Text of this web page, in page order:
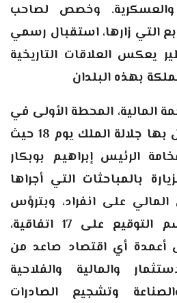
والعسكرية. وخصص لصاحب
التي زارها، استقبال رسمي
يعكس العلاقات التاريخية
بهذه البلدان
المالية، المحطة الأولى في
هذه الجولة ، والتي حل بها جلالة الملك يوم 18 حيث
الرئيس إبراهيم بوبكار
بالمباحثات التي أجراها
المالي على انفراد، وبترؤس
قائدي البلدين لمراسم التوقيع على 17 اتفاقية،
أي اقتصاد صاعد من
والمالية والفلاحية
وتشجيع الصادرات